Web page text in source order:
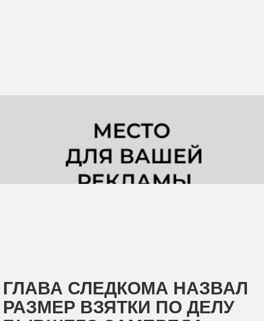
ГЛАВА СЛЕДКОМА НАЗВАЛ
РАЗМЕР ВЗЯТКИ ПО ДЕЛУ